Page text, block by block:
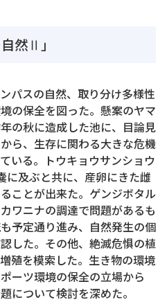
然Ⅱ」
パスの自然、取り分け多様性
の保全を図った。懸案のヤマ
の秋に造成した池に、目論見
ら、生存に関わる大きな危機
いる。トウキョウサンショウ
に及ぶと共に、産卵にきた雌
ことが出来た。ゲンジボタル
ワニナの調達で問題があるも
予定通り進み、自然発生の個
した。その他、絶滅危惧の植
殖を模索した。生き物の環境
ーツ環境の保全の立場から
について検討を深めた。